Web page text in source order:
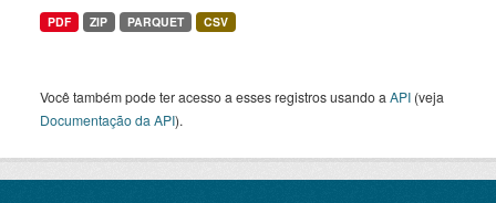
PDF ZIP PARQUET CSV
Você também pode ter acesso a esses registros usando a API (veja
Documentação da API).